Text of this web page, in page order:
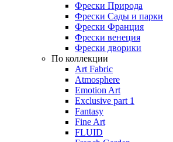
Фрески Природа
Фрески Сады и парки
Фрески Франция
Фрески венеция
Фрески дворики
По коллекции
Art Fabric
Atmosphere
Emotion Art
Exclusive part 1
Fantasy
Fine Art
FLUID